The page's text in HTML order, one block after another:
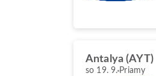
Antalya (AYT)
so 19. 9. Priamy